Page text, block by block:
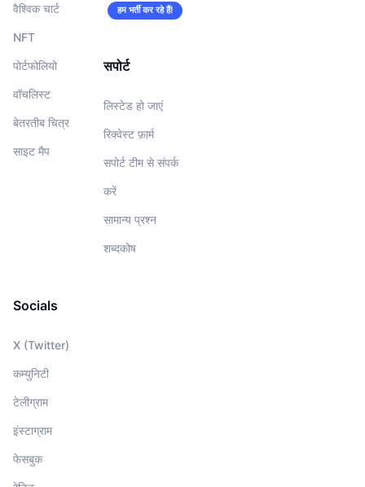
वैश्विक चार्ट
NFT
पोर्टफोलियो
वॉचलिस्‍ट
बेतरतीब चित्र
साइट मैप
हम भर्ती कर रहे हैं!
सपोर्ट
लिस्टेड हो जाएं
रिक्वेस्ट फ़ार्म
सपोर्ट टीम से संपर्क
करें
सामान्य प्रश्न
शब्दकोष
Socials
X (Twitter)
कम्युनिटी
टेलीग्राम
इंस्टाग्राम
फेसबुक